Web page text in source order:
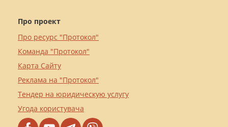
Про проект
Про ресурс "Протокол"
Команда "Протокол"
Карта Сайту
Реклама на "Протокол"
Тендер на юридическую услугу
Угода користувача